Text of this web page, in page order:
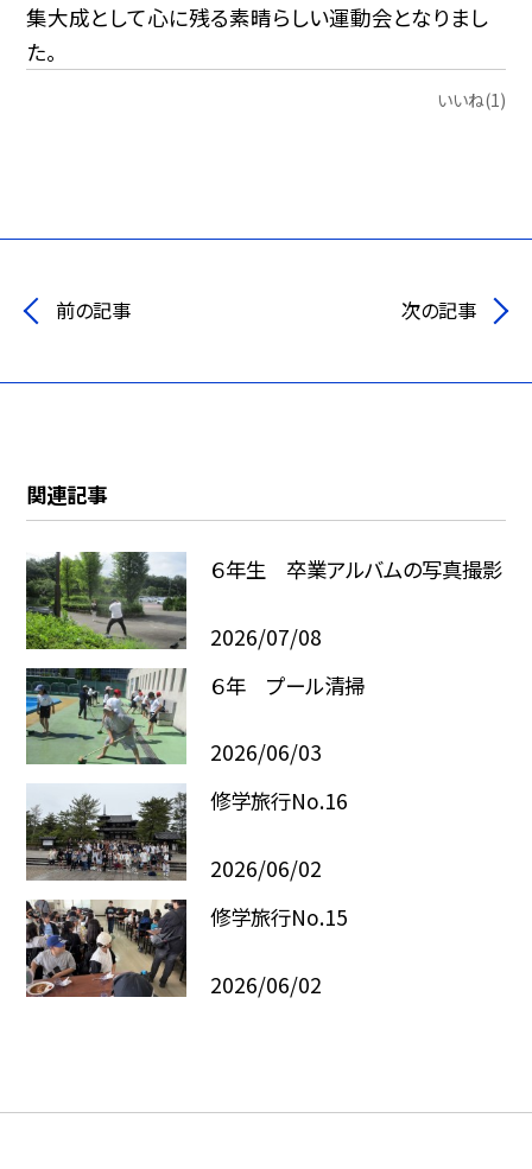
集大成として心に残る素晴らしい運動会となりまし
た。
いいね(1)
前の記事 次の記事
関連記事
６年生 卒業アルバムの写真撮影
2026/07/08
６年 プール清掃
2026/06/03
修学旅行No.16
2026/06/02
修学旅行No.15
2026/06/02